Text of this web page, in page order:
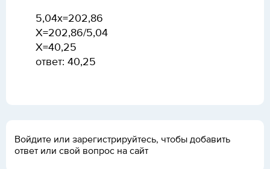
5,04х=202,86
X=202,86/5,04
Х=40,25
ответ: 40,25
Войдите или зарегистрируйтесь, чтобы добавить
ответ или свой вопрос на сайт